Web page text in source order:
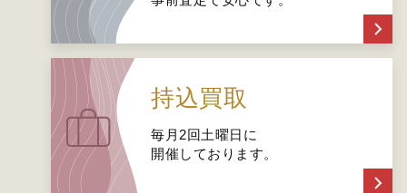
持込買取
毎月2回土曜日に
開催しております。